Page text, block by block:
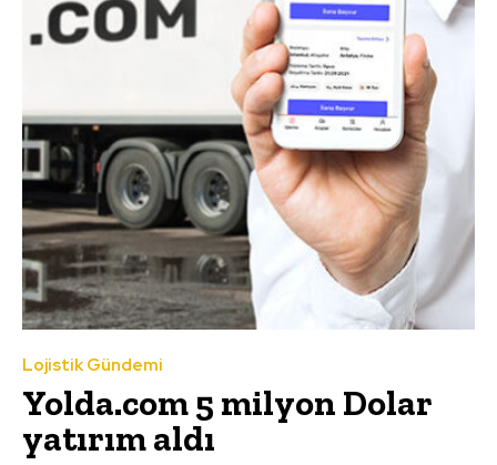
Lojistik Gündemi
Yolda.com 5 milyon Dolar
yatırım aldı